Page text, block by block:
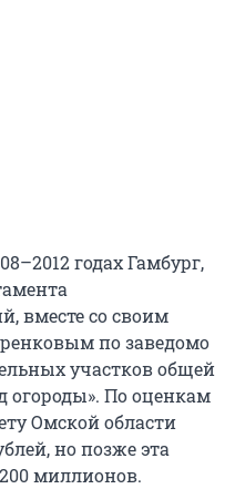
годах Гамбург,
вместе со своим
по заведомо
участков общей
огороды». По оценкам
Омской области
но позже эта
миллионов.